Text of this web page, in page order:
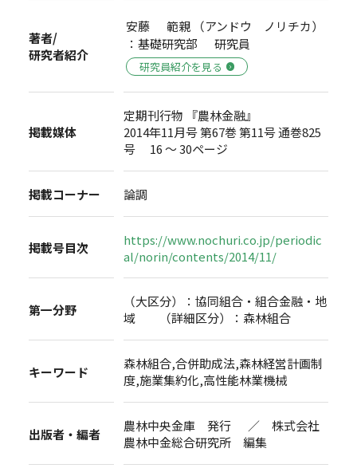
著者/
研究者紹介
安藤 範親 （アンドウ ノリチカ）
：基礎研究部 研究員
研究員紹介を見る
掲載媒体
定期刊行物 『農林金融』
2014年11月号 第67巻 第11号 通巻825
号 16 ～ 30ページ
掲載コーナー 論調
掲載号目次
https://www.nochuri.co.jp/periodic
al/norin/contents/2014/11/
第一分野
（大区分）：協同組合・組合金融・地
域 （詳細区分）：森林組合
キーワード
森林組合,合併助成法,森林経営計画制
度,施業集約化,高性能林業機械
出版者・編者
農林中央金庫 発行 ／ 株式会社
農林中金総合研究所 編集